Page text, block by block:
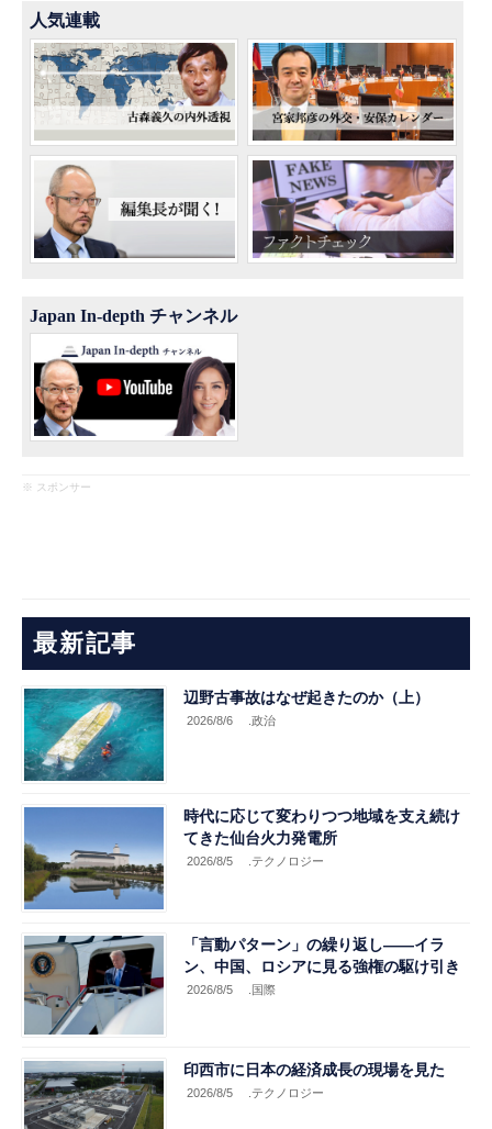
人気連載
Japan In-depth チャンネル
※ スポンサー
最新記事
辺野古事故はなぜ起きたのか（上）
2026/8/6 .政治
時代に応じて変わりつつ地域を支え続け
てきた仙台火力発電所
2026/8/5 .テクノロジー
「言動パターン」の繰り返し――イラ
ン、中国、ロシアに見る強権の駆け引き
2026/8/5 .国際
印西市に日本の経済成長の現場を見た
2026/8/5 .テクノロジー